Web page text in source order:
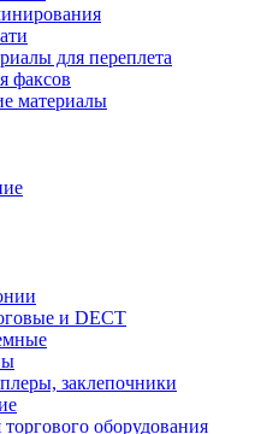
для переплета
факсов
материалы
и DECT
заклепочники
оборудования